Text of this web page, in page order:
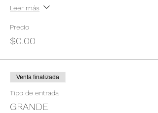
Leer más
Precio
$0.00
Venta finalizada
Tipo de entrada
GRANDE